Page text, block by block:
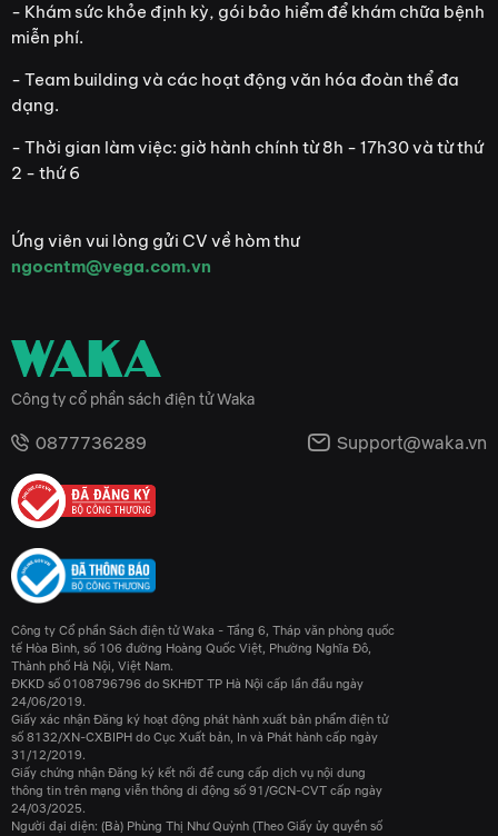
- Khám sức khỏe định kỳ, gói bảo hiểm để khám chữa bệnh
miễn phí.
- Team building và các hoạt động văn hóa đoàn thể đa
dạng.
- Thời gian làm việc: giờ hành chính từ 8h - 17h30 và từ thứ
2 - thứ 6
Ứng viên vui lòng gửi CV về hòm thư
ngocntm@vega.com.vn
Công ty cổ phần sách điện tử Waka
0877736289 Support@waka.vn
Công ty Cổ phần Sách điện tử Waka - Tầng 6, Tháp văn phòng quốc
tế Hòa Bình, số 106 đường Hoàng Quốc Việt, Phường Nghĩa Đô,
Thành phố Hà Nội, Việt Nam.
ĐKKD số 0108796796 do SKHĐT TP Hà Nội cấp lần đầu ngày
24/06/2019.
Giấy xác nhận Đăng ký hoạt động phát hành xuất bản phẩm điện tử
số 8132/XN-CXBIPH do Cục Xuất bản, In và Phát hành cấp ngày
31/12/2019.
Giấy chứng nhận Đăng ký kết nối để cung cấp dịch vụ nội dung
thông tin trên mạng viễn thông di động số 91/GCN-CVT cấp ngày
24/03/2025.
Người đại diện: (Bà) Phùng Thị Như Quỳnh (Theo Giấy ủy quyền số